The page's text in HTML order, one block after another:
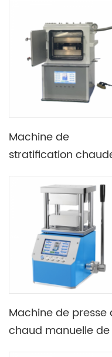
anglais
Machine de
stratification
chaud automatique
de laboratoire
Machine de presse
chaud manuelle de